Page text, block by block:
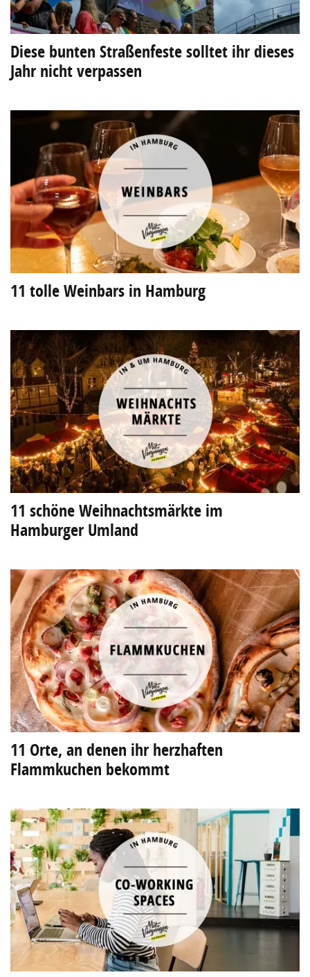
Diese bunten Straßenfeste solltet ihr dieses
Jahr nicht verpassen
11 tolle Weinbars in Hamburg
11 schöne Weihnachtsmärkte im
Hamburger Umland
11 Orte, an denen ihr herzhaften
Flammkuchen bekommt